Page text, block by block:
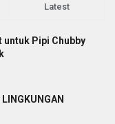
Latest
untuk Pipi Chubby